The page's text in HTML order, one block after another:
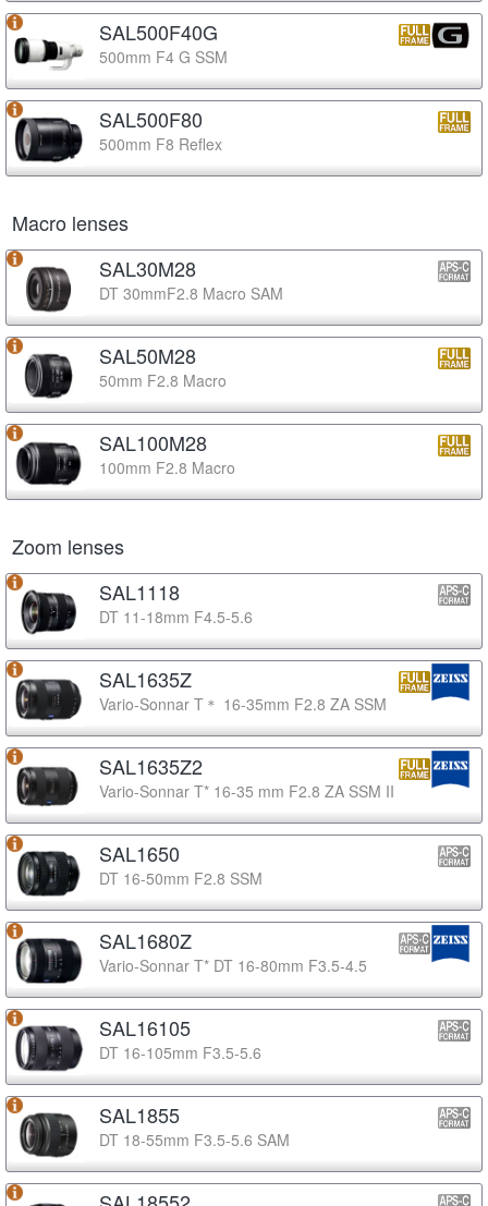
SAL500F40G
500mm F4 G SSM
SAL500F80
500mm F8 Reflex
Macro lenses
SAL30M28
DT 30mmF2.8 Macro SAM
SAL50M28
50mm F2.8 Macro
SAL100M28
100mm F2.8 Macro
Zoom lenses
SAL1118
DT 11-18mm F4.5-5.6
SAL1635Z
Vario-Sonnar T＊ 16-35mm F2.8 ZA SSM
SAL1635Z2
Vario-Sonnar T* 16-35 mm F2.8 ZA SSM II
SAL1650
DT 16-50mm F2.8 SSM
SAL1680Z
Vario-Sonnar T* DT 16-80mm F3.5-4.5
SAL16105
DT 16-105mm F3.5-5.6
SAL1855
DT 18-55mm F3.5-5.6 SAM